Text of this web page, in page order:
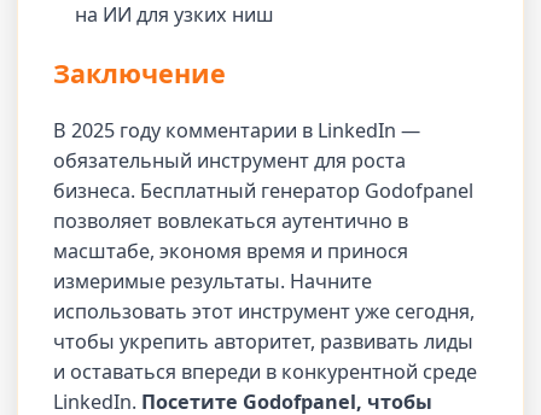
на ИИ для узких ниш
Заключение
В 2025 году комментарии в LinkedIn —
обязательный инструмент для роста
бизнеса. Бесплатный генератор Godofpanel
позволяет вовлекаться аутентично в
масштабе, экономя время и принося
измеримые результаты. Начните
использовать этот инструмент уже сегодня,
чтобы укрепить авторитет, развивать лиды
и оставаться впереди в конкурентной среде
LinkedIn. Посетите Godofpanel, чтобы